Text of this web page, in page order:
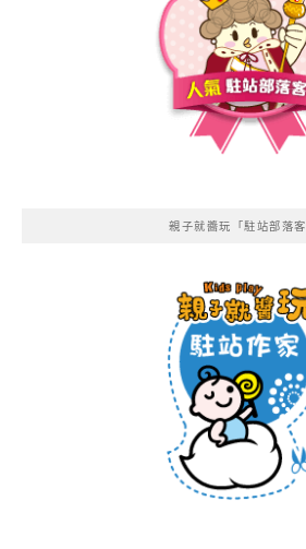
親子就醬玩「駐站部落客